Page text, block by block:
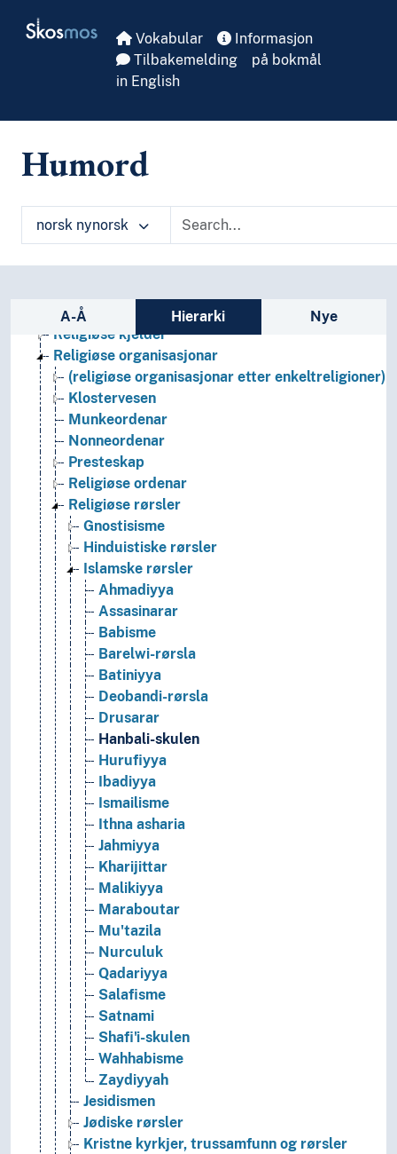
Skosmos Vokabular
Informasjon
Tilbakemelding
på bokmål
in English
Humord
norsk nynorsk
Sidefelt: navigér i vokabularet
A-Å Hierarki Nye
Heilagdommar
Mytologi (Religion)
Religionsantropologi
Religionsfenomenologi
Religionsforfølging
Religionskritikk
Religiøse doktrinar
Religiøse kjelder
Religiøse organisasjonar
(religiøse organisasjonar etter enkeltreligioner)
Klostervesen
Munkeordenar
Nonneordenar
Presteskap
Religiøse ordenar
Religiøse rørsler
Gnostisisme
Hinduistiske rørsler
Islamske rørsler
Ahmadiyya
Assasinarar
Babisme
Barelwi-rørsla
Batiniyya
Deobandi-rørsla
Drusarar
Hanbali-skulen
Hurufiyya
Ibadiyya
Ismailisme
Ithna asharia
Jahmiyya
Kharijittar
Malikiyya
Maraboutar
Mu'tazila
Nurculuk
Qadariyya
Salafisme
Satnami
Shafi'i-skulen
Wahhabisme
Zaydiyyah
Jesidismen
Jødiske rørsler
Kristne kyrkjer, trussamfunn og rørsler